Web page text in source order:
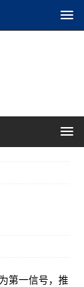
第一信号，推